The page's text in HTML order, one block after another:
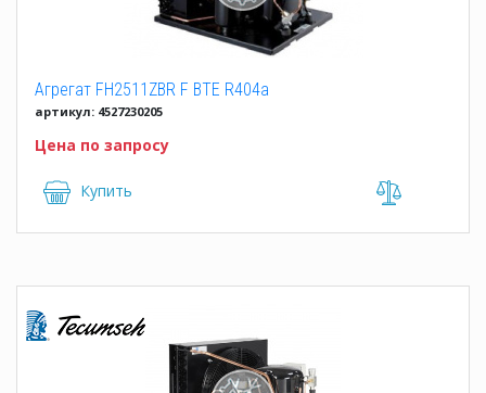
Агрегат FH2511ZBR F BTE R404a
артикул: 4527230205
Цена по запросу
Купить